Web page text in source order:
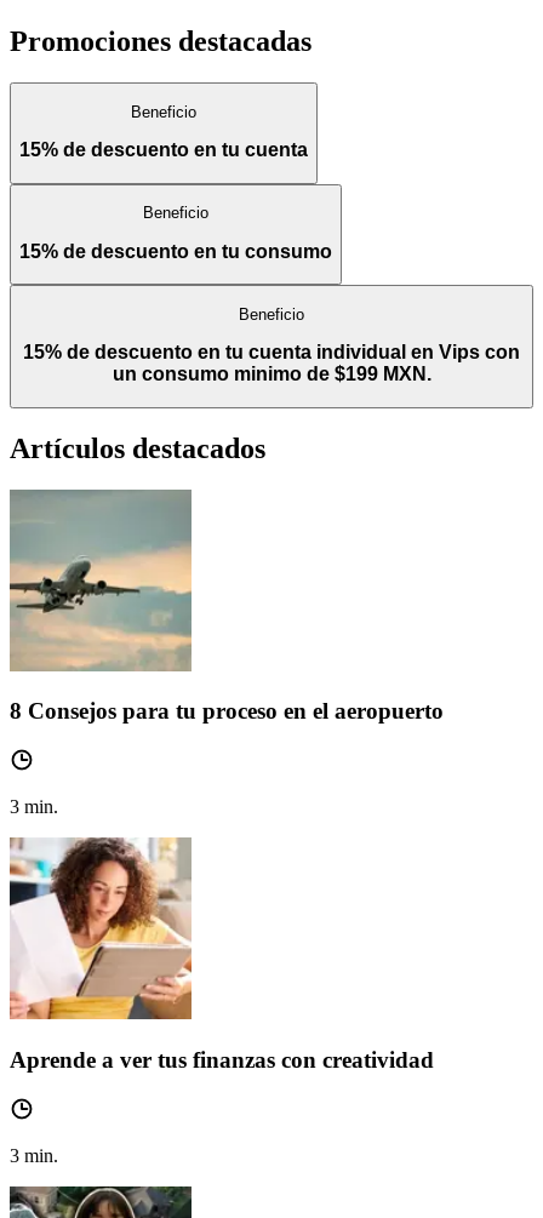
Promociones destacadas
Beneficio
15% de descuento en tu cuenta
Beneficio
15% de descuento en tu consumo
Beneficio
15% de descuento en tu cuenta individual en Vips con
un consumo minimo de $199 MXN.
Artículos destacados
8 Consejos para tu proceso en el aeropuerto
3 min.
Aprende a ver tus finanzas con creatividad
3 min.